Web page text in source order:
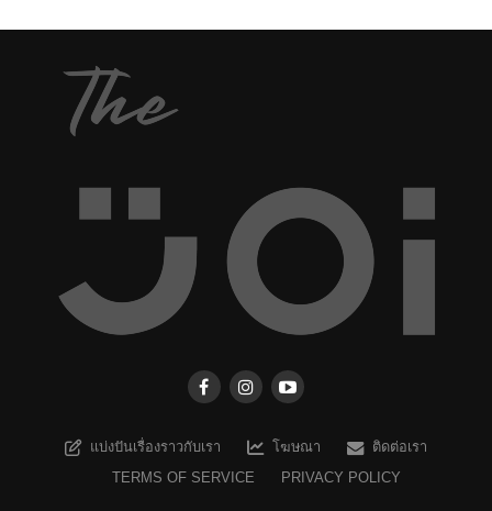
แบ่งปันเรื่องราวกับเรา โฆษณา
ติดต่อเรา
TERMS OF SERVICE
PRIVACY POLICY